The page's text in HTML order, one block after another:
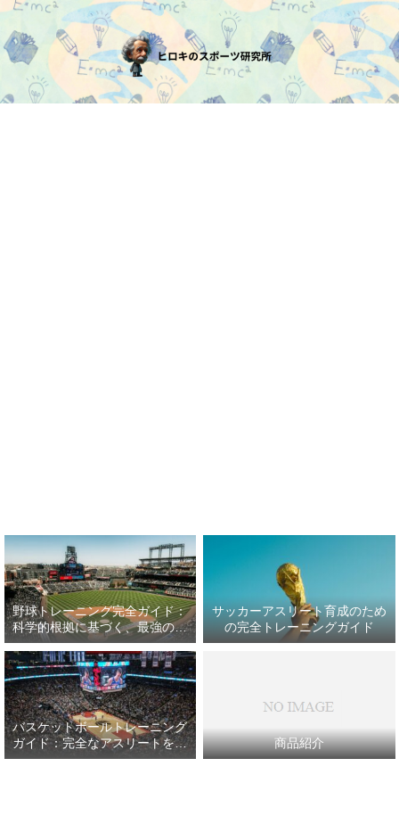
野球トレーニング完全ガイド：
科学的根拠に基づく、最強の野
球アスリート育成プラン
サッカーアスリート育成のため
の完全トレーニングガイド
バスケットボールトレーニング
ガイド：完全なアスリートを目
指して
商品紹介